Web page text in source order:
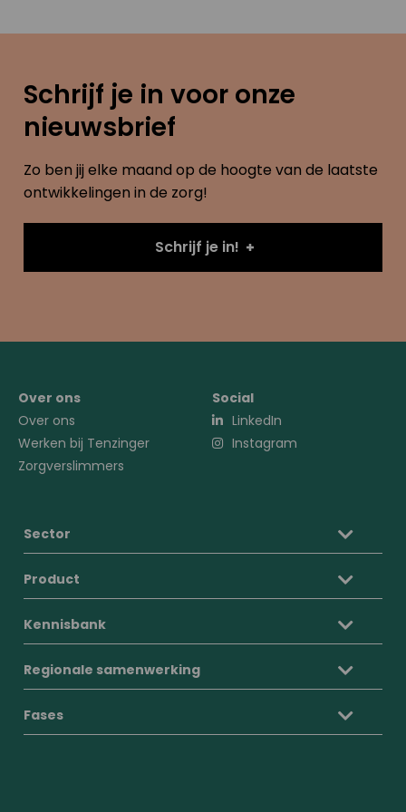
Schrijf je in voor onze
nieuwsbrief
Zo ben jij elke maand op de hoogte van de laatste
ontwikkelingen in de zorg!
Schrijf je in!
Over ons
Over ons
Werken bij Tenzinger
Zorgverslimmers
Social
LinkedIn
Instagram
Sector
Product
Kennisbank
Regionale samenwerking
Fases